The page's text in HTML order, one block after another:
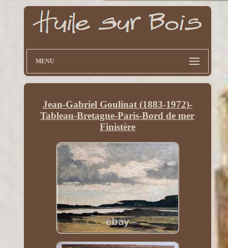
MENU
Jean-Gabriel Goulinat (1883-1972)-
Tableau-Bretagne-Paris-Bord de mer
Finistère